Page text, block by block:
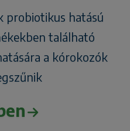
probiotikus hatású
található
a kórokozók